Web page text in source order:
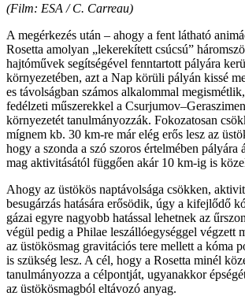
(Film: ESA / C. Carreau)
A megérkezés után – ahogy a fent látható
Rosetta amolyan „lekerekített csúcsú”
hajtóművek segítségével fenntartott pályára
környezetében, azt a Nap körüli pályán kissé
es távolságban számos alkalommal
fedélzeti műszerekkel a
környezetét tanulmányozzák. Fokozatosan
mígnem kb. 30 km-re már elég erős lesz az
hogy a szonda a szó szoros értelmében pályára
mag aktivitásától függően akár 10 km-ig is
Ahogy az üstökös naptávolsága csökken,
besugárzás hatására erősödik, úgy a kifejlődő
gázai egyre nagyobb hatással lehetnek az
végül pedig a Philae leszállóegységgel végzett
az üstökösmag gravitációs tere mellett a kóma
is szükség lesz. A cél, hogy a Rosetta minél
tanulmányozza a célpontját, ugyanakkor
az üstökösmagból eltávozó anyag.